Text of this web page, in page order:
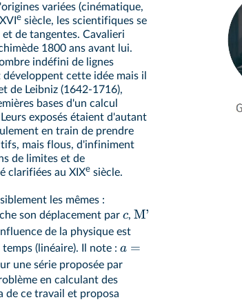
variées (cinématique,
e siècle, les scientifiques se
de tangentes. Cavalieri
1800 ans avant lui.
indéfini de lignes
cette idée mais il
de Leibniz (1642-1716),
bases d'un calcul
exposés étaient d'autant
en train de prendre
mais flous, d'infiniment
de limites et de
clarifiées au XIXe siècle.
les mêmes :
son déplacement par c, M’
de la physique est
(linéaire). Il note : a =
une série proposée par
en calculant des
de ce travail et proposa